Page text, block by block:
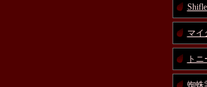
マイ
ト
蜘蛛